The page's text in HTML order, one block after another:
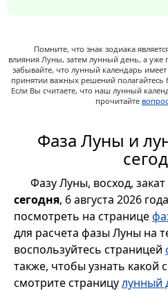
Помните, что знак зодиака
влияния Луны, затем лунный день, а
забывайте, что лунный календарь
принятии важных решений полагайтесь
Если Вы считаете, что наш лунный
прочитайте
Фаза Луны и
Фазу Луны, восход,
сегодня, 6 августа 2026
посмотреть на странице
для расчета фазы Луны на
воспользуйтесь страницей
также, чтобы узнать какой
смотрите страницулунный